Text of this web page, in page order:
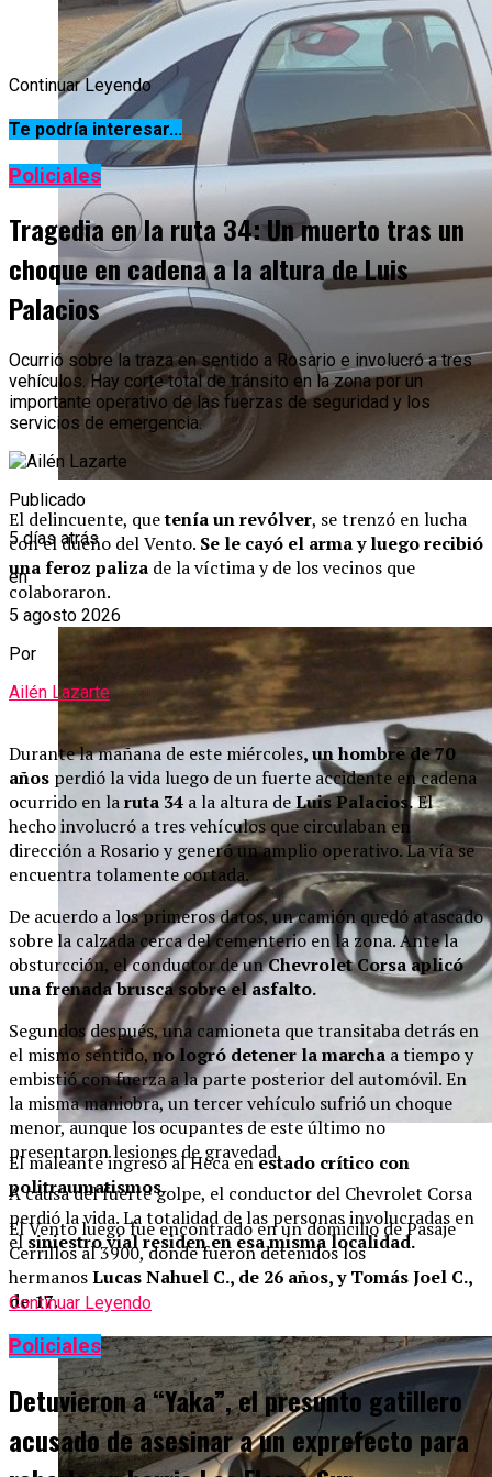
El delincuente, quetenía un revólver, se trenzó en lucha
con el dueño del Vento. Se le cayó el arma y luego recibió
una feroz paliza de la víctima y de los vecinos que
colaboraron.
El maleante ingresó al Heca enestado crítico con
politraumatismos.
El Vento luego fue encontrado en un domicilio de Pasaje
Cerrillos al 3900, donde fueron detenidos los
hermanosLucas Nahuel C., de 26 años, y Tomás Joel C.,
de 17.
Continuar Leyendo
Te podría interesar...
Policiales
Tragedia en la ruta 34: Un muerto tras un
choque en cadena a la altura de Luis
Palacios
Ocurrió sobre la traza en sentido a Rosario e involucró a tres
vehículos. Hay corte total de tránsito en la zona por un
importante operativo de las fuerzas de seguridad y los
servicios de emergencia.
Publicado
5 días atrás
en
5 agosto 2026
Por
Ailén Lazarte
Durante la mañana de este miércoles, un hombre de 70
años perdió la vida luego de un fuerte accidente en cadena
ocurrido en laruta 34 a la altura deLuis Palacios.El
hecho involucró a tres vehículos que circulaban en
dirección a Rosario y generó un amplio operativo. La vía se
encuentra tolamente cortada.
De acuerdo a los primeros datos, un camión quedó atascado
sobre la calzada cerca del cementerio en la zona. Ante la
obsturcción, el conductor de unChevrolet Corsa aplicó
una frenada brusca sobre el asfalto.
Segundos después, una camioneta que transitaba detrás en
el mismo sentido,no logró detener la marcha a tiempo y
embistió con fuerza a la parte posterior del automóvil. En
la misma maniobra, un tercer vehículo sufrió un choque
menor, aunque los ocupantes de este último no
presentaron lesiones de gravedad.
A causa del fuerte golpe, el conductor del Chevrolet Corsa
perdió la vida. La totalidad de las personas involucradas en
elsiniestro vial residen en esa misma localidad.
Continuar Leyendo
Policiales
Detuvieron a “Yaka”, el presunto gatillero
acusado de asesinar a un exprefecto para